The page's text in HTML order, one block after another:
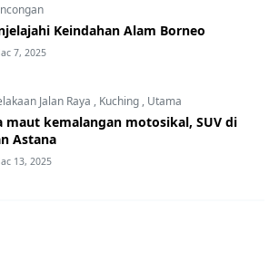
Keindahan Alam Borneo
7, 2025
Jalan Raya , Kuching , Utama
maut kemalangan motosikal, SUV di
Astana
13, 2025